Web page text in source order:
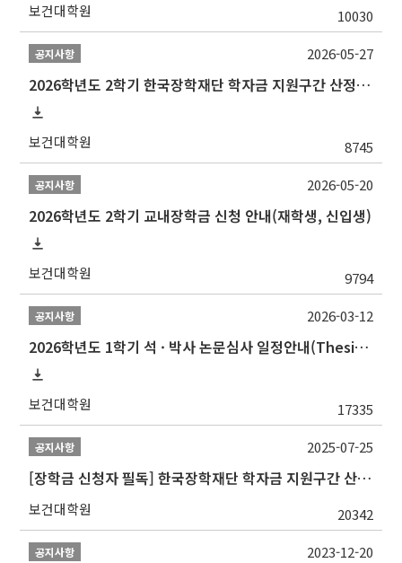
보건대학원 10030
공지사항
2026학년도 2학기 한국장학재단 학자금 지원구간 산정 신청 안내
보건대학원 8745
2026-05-27
공지사항
2026학년도 2학기 교내장학금 신청 안내(재학생, 신입생)
보건대학원 9794
2026-05-20
공지사항
2026학년도 1학기 석 · 박사 논문심사 일정안내(Thesis Defense Schedules)
보건대학원 17335
2026-03-12
공지사항
[장학금 신청자 필독] 한국장학재단 학자금 지원구간 산정 권고
보건대학원 20342
2025-07-25
공지사항 2023-12-20